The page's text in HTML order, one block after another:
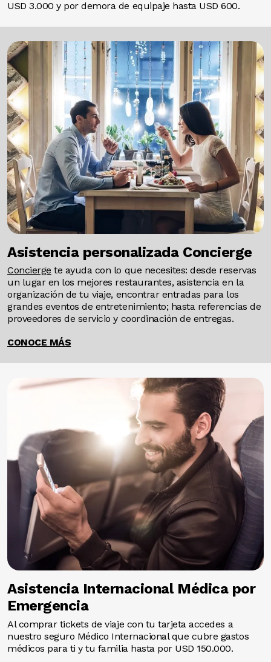
USD 3.000 y por demora de equipaje hasta USD 600.
Image
Asistencia personalizada Concierge
Concierge te ayuda con lo que necesites: desde reservas
un lugar en los mejores restaurantes, asistencia en la
organización de tu viaje, encontrar entradas para los
grandes eventos de entretenimiento; hasta referencias de
proveedores de servicio y coordinación de entregas.
CONOCE MÁS
Image
Asistencia Internacional Médica por
Emergencia
Al comprar tickets de viaje con tu tarjeta accedes a
nuestro seguro Médico Internacional que cubre gastos
médicos para ti y tu familia hasta por USD 150.000.